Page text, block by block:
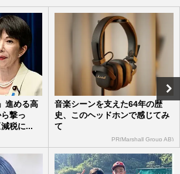
進める高
撃っ
税に...
音楽シーンを支えた64年の歴
史、このヘッドホンで感じてみ
て
PR(Marshall Group AB)